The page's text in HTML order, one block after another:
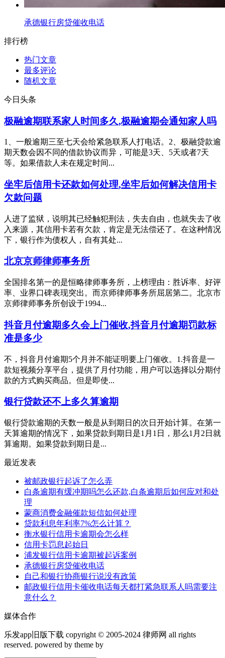
承德银行房贷催收电话
排行榜
热门文章
最多评论
随机文章
今日头条
极融逾期联系家人时间多久,极融逾期会通知家人吗
1、一般逾期三至七天会给紧急联系人打电话。2、极融贷款逾
期天数会因不同的借款协议而异，可能是3天、5天或者7天
等。如果借款人未在规定时间...
坐牢后信用卡还款如何处理,坐牢后如何解决信用卡
欠款问题
人进了监狱，说明其已经触犯刑法，失去自由，也就失去了收
入来源，其信用卡若有欠款，肯定是无法偿还了。在这种情况
下，银行作为债权人，自有其处...
北京京师律师事务所
全国排名第一的是恒略律师事务所，上榜理由：胜诉率、好评
率、业界口碑表现突出。而京师律师事务所屈居第二。北京市
京师律师事务所创设于1994...
抖音月付逾期多久会上门催收,抖音月付逾期罚款标
准是多少
不，抖音月付逾期5个月并不能证明要上门催收。1.抖音是一
款短视频分享平台，提供了月付功能，用户可以选择以分期付
款的方式购买商品。但是即使...
银行贷款还不上多久算逾期
银行贷款逾期的天数一般是从到期日的次日开始计算。在第一
天算逾期的情况下，如果贷款到期日是1月1日，那么1月2日就
算逾期。如果贷款到期日是...
最近发表
被邮政银行起诉了怎么弄
白条逾期有缓冲期吗怎么还款,白条逾期后如何应对和处
理
蒙商消费金融催款短信如何处理
贷款利息年利率7%怎么计算？
衡水银行信用卡逾期会怎么样
信用卡罚息起始日
浦发银行信用卡逾期被起诉案例
承德银行房贷催收电话
自己和银行协商银行说没有政策
邮政银行信用卡催收电话每天都打紧急联系人吗需要注
意什么？
媒体合作
乐发app旧版下载 copyright © 2005-2024 律师网 all rights
reserved. powered by theme by